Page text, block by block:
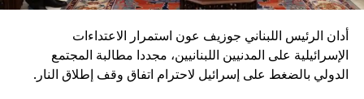
أدان الرئيس اللبناني جوزيف عون استمرار الاعتداءات
الإسرائيلية على المدنيين اللبنانيين، مجددا مطالبة المجتمع
الدولي بالضغط على إسرائيل لاحترام اتفاق وقف إطلاق النار.